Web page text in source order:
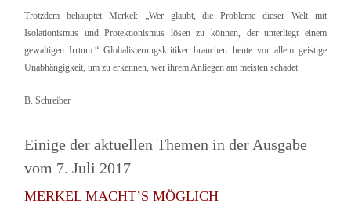
Trotzdem behauptet Merkel: „Wer glaubt, die Probleme dieser Welt mit
Isolationismus und Protektionismus lösen zu können, der unterliegt einem
gewaltigen Irrtum.“ Globalisierungskritiker brauchen heute vor allem geistige
Unabhängigkeit, um zu erkennen, wer ihrem Anliegen am meisten schadet.
B. Schreiber
Einige der aktuellen Themen in der Ausgabe
vom 7. Juli 2017
MERKEL MACHT’S MÖGLICH